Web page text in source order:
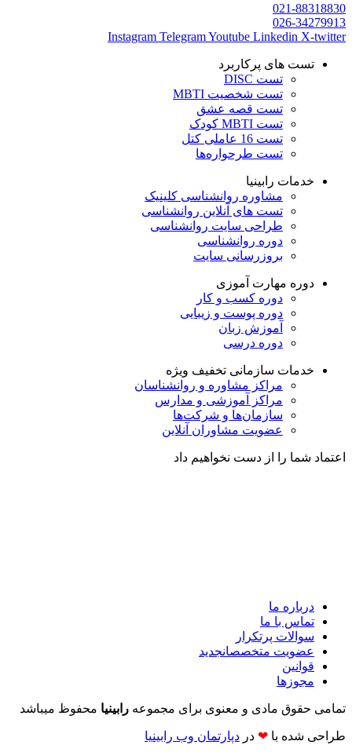
021-88318830
026-34279913
Instagram TelegramYoutube Linkedin X-twitter
تست های پرکاربرد
تست DISC
تست شخصیت MBTI
تست قصه عشق
تست MBTI کودک
تست 16 عاملی کتل
تست طرحواره‌ها
خدمات رابینیا
مشاوره روانشناسی کلینیک
تست های آنلاین روانشناسی
طراحی سایت روانشناسی
دوره روانشناسی
بروزرسانی سایت
دوره مهارت آموزی
دوره کسب و کار
دوره پوست و زیبایی
آموزش زبان
دوره درسی
خدمات سازمانی تخفیف ویژه
مراکز مشاوره و روانشناسان
مراکز آموزشی و مدارس
سازمان‌ها و شرکت‌ها
عضویت مشاوران آنلاین
اعتماد شما را از دست نخواهیم داد
درباره ما
تماس با ما
سوالات پرتکرار
عضویت متخصصانجدید
قوانین
مجوزها
تمامی حقوق مادی و معنوی برای مجموعه رابینیا محفوظ میباشد
طراحی شده با ❤ در دپارتمان وب رابینیا​​